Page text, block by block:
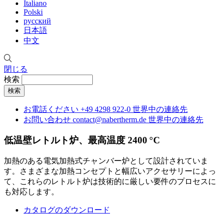
Italiano
Polski
русский
日本語
中文
閉じる
検索
お電話ください +49 4298 922-0 世界中の連絡先
お問い合わせ contact@nabertherm.de 世界中の連絡先
低温壁レトルト炉、最高温度 2400 °C
加熱のある電気加熱式チャンバー炉として設計されていま
す。さまざまな加熱コンセプトと幅広いアクセサリーによっ
て、これらのレトルト炉は技術的に厳しい要件のプロセスに
も対応します。
カタログのダウンロード